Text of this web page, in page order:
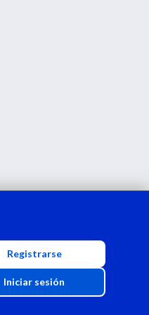
Registrarse
Iniciar sesión